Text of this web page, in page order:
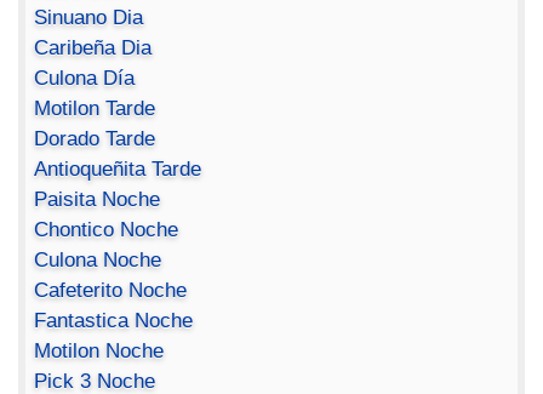
Sinuano Dia
Caribeña Dia
Culona Día
Motilon Tarde
Dorado Tarde
Antioqueñita Tarde
Paisita Noche
Chontico Noche
Culona Noche
Cafeterito Noche
Fantastica Noche
Motilon Noche
Pick 3 Noche